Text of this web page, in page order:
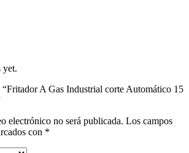
yet.
A Gas Industrial corte Automático 15
electrónico no será publicada. Los campos
con *